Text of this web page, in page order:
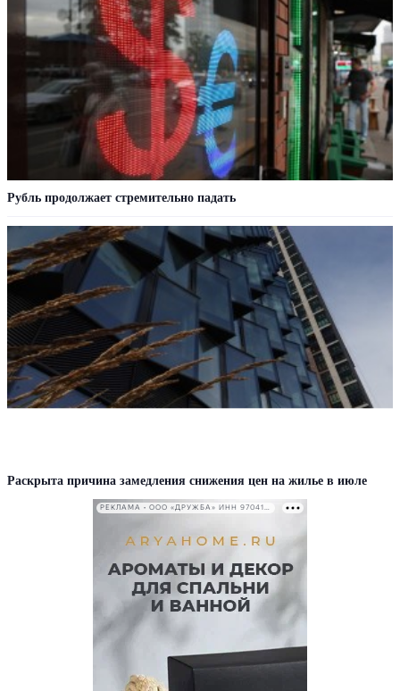
Рубль продолжает стремительно падать
Раскрыта причина замедления снижения цен на жилье в июле
РЕКЛАМА • ООО «ДРУЖБА» ИНН 9704146411